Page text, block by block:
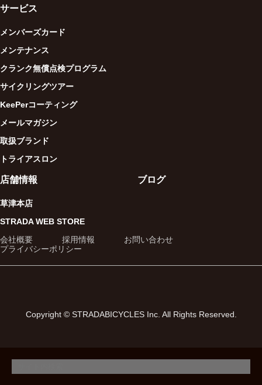
サービス
メンバーズカード
メンテナンス
クランク無償点検プログラム
サイクリングツアー
KeePerコーティング
メールマガジン
取扱ブランド
トライアスロン
店舗情報
草津本店
STRADA WEB STORE
ブログ
会社概要 採用情報
お問い合わせ
プライバシーポリシー
Copyright © STRADABICYCLES Inc. All Rights Reserved.